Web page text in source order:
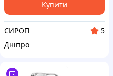
Купити
СИРОП
5
Дніпро